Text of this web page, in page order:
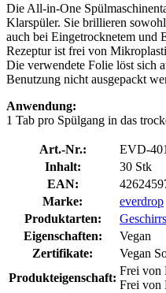
Die All-in-One
Klarspüler. Sie brillieren
auch bei Eingetrocknetem und
Rezeptur ist frei von
Die verwendete Folie löst sich
Benutzung nicht ausgepackt
Anwendung:
1 Tab pro Spülgang in das
Art.-Nr.:
EVD-
Inhalt:
30 Stk
EAN:
Marke:
everdrop
Produktarten:
Eigenschaften:
Vegan
Zertifikate:
Vegan
Produkteigenschaft:
Frei von
Frei von